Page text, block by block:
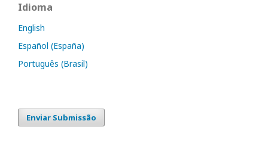
Idioma
English
Español (España)
Português (Brasil)
Enviar Submissão